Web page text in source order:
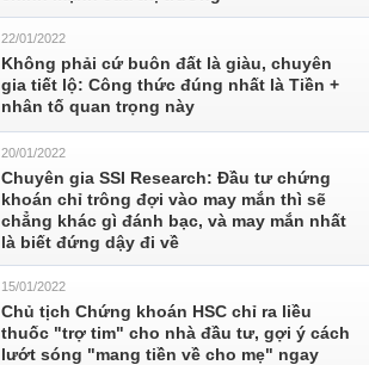
22/01/2022
Không phải cứ buôn đất là giàu, chuyên
gia tiết lộ: Công thức đúng nhất là Tiền +
nhân tố quan trọng này
20/01/2022
Chuyên gia SSI Research: Đầu tư chứng
khoán chỉ trông đợi vào may mắn thì sẽ
chẳng khác gì đánh bạc, và may mắn nhất
là biết đứng dậy đi về
15/01/2022
Chủ tịch Chứng khoán HSC chỉ ra liều
thuốc "trợ tim" cho nhà đầu tư, gợi ý cách
lướt sóng "mang tiền về cho mẹ" ngay